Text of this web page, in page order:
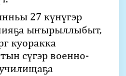
27 күнүгэр
ыҥырыллыбыт,
куоракка
сүгэр военно-